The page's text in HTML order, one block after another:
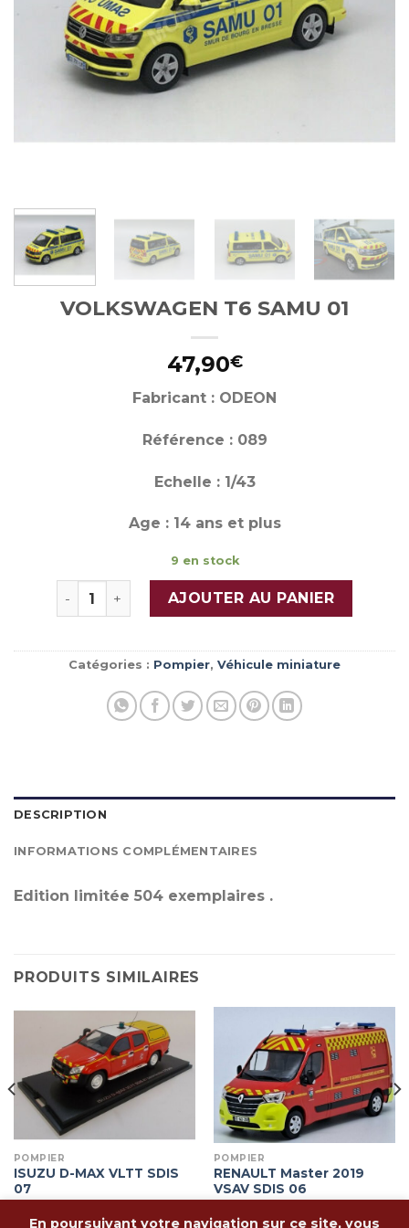
VOLKSWAGEN T6 SAMU 01
47,90€
Fabricant : ODEON
Référence : 089
Echelle : 1/43
Age : 14 ans et plus
9 en stock
quantité de VOLKSWAGEN T6 SAMU 01
AJOUTER AU PANIER
Catégories : Pompier, Véhicule miniature
DESCRIPTION
INFORMATIONS COMPLÉMENTAIRES
Edition limitée 504 exemplaires .
PRODUITS SIMILAIRES
POMPIER
ISUZU D-MAX VLTT SDIS
07
POMPIER
RENAULT Master 2019
VSAV SDIS 06
En poursuivant votre navigation sur ce site, vous